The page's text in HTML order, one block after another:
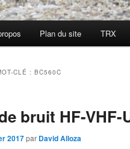
Plan du site TRX
CLÉ : BC560C
bruit HF-VHF-
2017par David Alloza